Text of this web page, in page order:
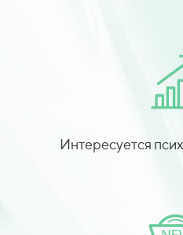
Интересуется